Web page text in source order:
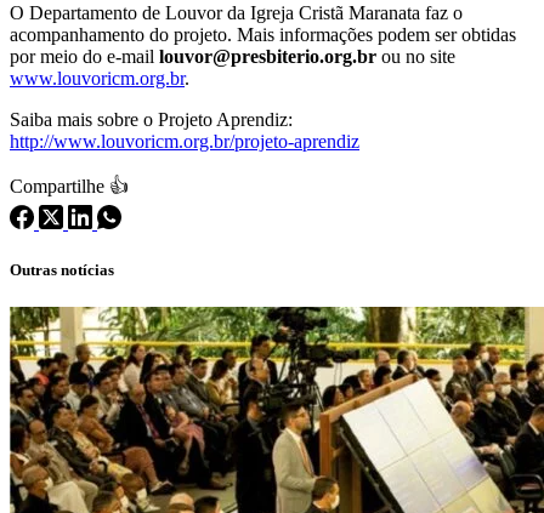
O Departamento de Louvor da Igreja Cristã Maranata faz o
acompanhamento do projeto. Mais informações podem ser obtidas
por meio do e-mail louvor@presbiterio.org.br ou no site
www.louvoricm.org.br.
Saiba mais sobre o Projeto Aprendiz:
http://www.louvoricm.org.br/projeto-aprendiz
Compartilhe 👍
Outras notícias